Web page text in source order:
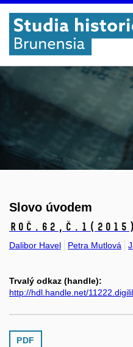
Slovo úvodem
Roč.62, č.1 (2015)
Dalibor Havel Petra Mutlová
Trvalý odkaz (handle):
http://hdl.handle.net/
PDF